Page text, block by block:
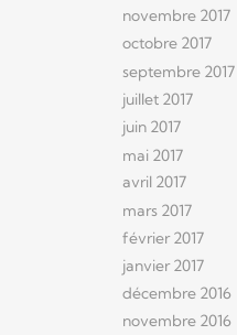
novembre 2017
octobre 2017
septembre 2017
juillet 2017
juin 2017
mai 2017
avril 2017
mars 2017
février 2017
janvier 2017
décembre 2016
novembre 2016